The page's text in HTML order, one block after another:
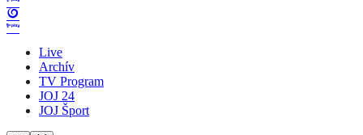
Live
Archív
TV Program
JOJ 24
JOJ Šport